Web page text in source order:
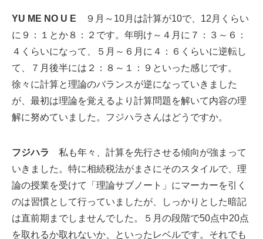
YU ME NO U E ９月～10月は計算が10で、12月くらい
に９：１とか８：２です。年明け～４月に７：３～６：
４くらいになって、５月～６月に４：６くらいに逆転し
て、７月後半には２：８～１：９といった感じです。
徐々に計算と理論のバランスが逆になっていきました
が、最初は理論を覚えるより計算問題を解いて内容の理
解に努めていました。フジハラさんはどうですか。
フジハラ
私も年々、計算を先行させる傾向が強まって
いきました。特に相続税法がまさにそのスタイルで、理
論の授業を受けて「理論サブノート」にマーカーを引く
のは習慣として行っていましたが、しっかりとした暗記
は直前期までしませんでした。５月の段階で50点中20点
を取れるか取れないか、といったレベルです。それでも